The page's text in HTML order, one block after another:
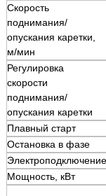
Скорость
поднимания/
опускания каретки,
м/мин
Регулировка
скорости
поднимания/
опускания каретки
Плавный старт
Остановка в фазе
Электроподключение
Мощность, кВт